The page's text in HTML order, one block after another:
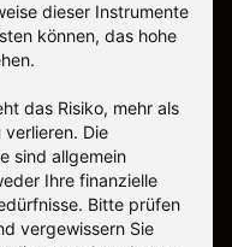
dieser Instrumente
können, das hohe
das Risiko, mehr als
Die
sind allgemein
Ihre finanzielle
Bitte prüfen
vergewissern Sie